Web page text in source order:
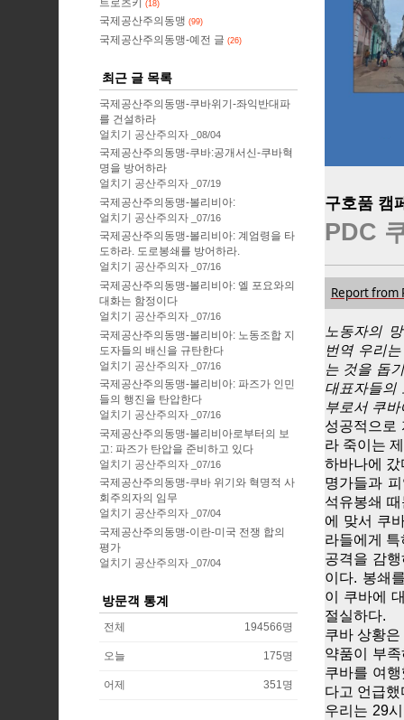
구호품 캠
PDC
Report from
노동자의
번역 우리
는 것을 돕
대표자들의
부로서 쿠
성공적으로
라 죽이는
하바나에
명가들과
석유봉쇄
에 맞서 쿠
라들에게
공격을 감
이다. 봉쇄
이 쿠바에
절실하다.
쿠바 상황
약품이 부
쿠바를 여
다고 언급했
우리는 29
(18)
국제공산주의동맹 (99)
국제공산주의동맹-예전 글 (26)
최근 글 목록
국제공산주의동맹-쿠바위기-좌익반대파
를 건설하라
얼치기 공산주의자
08/04
국제공산주의동맹-쿠바:공개서신-쿠바혁
명을 방어하라
얼치기 공산주의자
07/19
국제공산주의동맹-볼리비아:
얼치기 공산주의자
07/16
국제공산주의동맹-볼리비아: 계엄령을 타
도하라. 도로봉쇄를 방어하라.
얼치기 공산주의자
07/16
국제공산주의동맹-볼리비아: 엘 포요와의
대화는 함정이다
얼치기 공산주의자
07/16
국제공산주의동맹-볼리비아: 노동조합 지
도자들의 배신을 규탄한다
얼치기 공산주의자
07/16
국제공산주의동맹-볼리비아: 파즈가 인민
들의 행진을 탄압한다
얼치기 공산주의자
07/16
국제공산주의동맹-볼리비아로부터의 보
고: 파즈가 탄압을 준비하고 있다
얼치기 공산주의자
07/16
국제공산주의동맹-쿠바 위기와 혁명적 사
회주의자의 임무
얼치기 공산주의자
07/04
국제공산주의동맹-이란-미국 전쟁 합의
평가
얼치기 공산주의자
07/04
방문객 통계
전체 194566명
오늘 175명
어제 351 명